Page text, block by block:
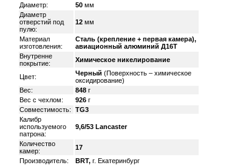
Диаметр:
50 мм
Диаметр
отверстий под
пулю:
12 мм
Материал
изготовления:
Сталь (крепление + первая камера),
авиационный алюминий Д16Т
Внутренне
покрытие:
Химическое никелирование
Цвет: Черный (Поверхность – химическое
оксидирование)
Вес:
848г
Вес с чехлом:
926г
Совместимость:
TG3
Калибр
используемого
патрона:
9,6/53 Lancaster
Количество
камер:
17
Производитель:
BRT, г. Екатеринбург